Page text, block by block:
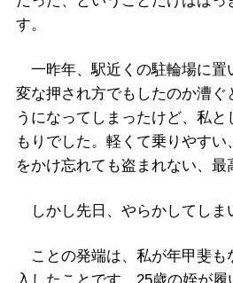
す。
一昨年、駅近くの駐輪場に置
変な押され方でもしたのか漕ぐ
うになってしまったけど、私
もりでした。軽くて乗りやす
をかけ忘れても盗まれない、最
しかし先日、やらかしてしま
ことの発端は、私が年甲斐も